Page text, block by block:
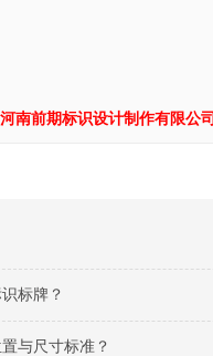
河南前期标识设计制作有限公司
标牌？
与尺寸标准？